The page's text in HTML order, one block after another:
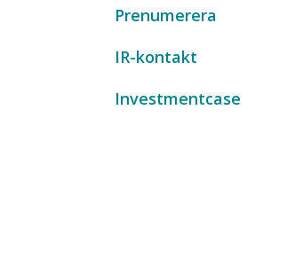
Prenumerera
IR-kontakt
Investmentcase